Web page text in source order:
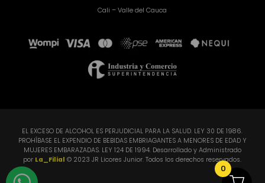
Cali – Valle del Cauca
EL EXCESO DE ALCOHOL ES PERJUDICIAL PARA LA SALUD. LEY 30 DE 1986.
PROHÍBASE EL EXPENDIO DE BEBIDAS EMBRIAGANTES A MENORES DE EDAD Y
MUJERES EMBARAZADAS. LEY 124 DE 1994. Desarrollado y Administrado
por La_Filial © 2023 JR Licores Junior. Todos los derechos reservados.
0